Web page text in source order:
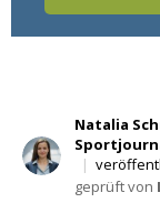
Natalia
|
geprüft von